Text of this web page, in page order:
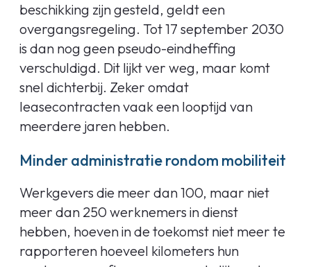
beschikking zijn gesteld, geldt een
overgangsregeling. Tot 17 september 2030
is dan nog geen pseudo-eindheffing
verschuldigd. Dit lijkt ver weg, maar komt
snel dichterbij. Zeker omdat
leasecontracten vaak een looptijd van
meerdere jaren hebben.
Minder administratie rondom mobiliteit
Werkgevers die meer dan 100, maar niet
meer dan 250 werknemers in dienst
hebben, hoeven in de toekomst niet meer te
rapporteren hoeveel kilometers hun